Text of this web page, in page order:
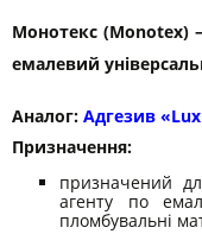
Монотекс (Monotex)
емалевий
Аналог: Адгезив
Призначення:
призначений
агенту по
пломбувальні